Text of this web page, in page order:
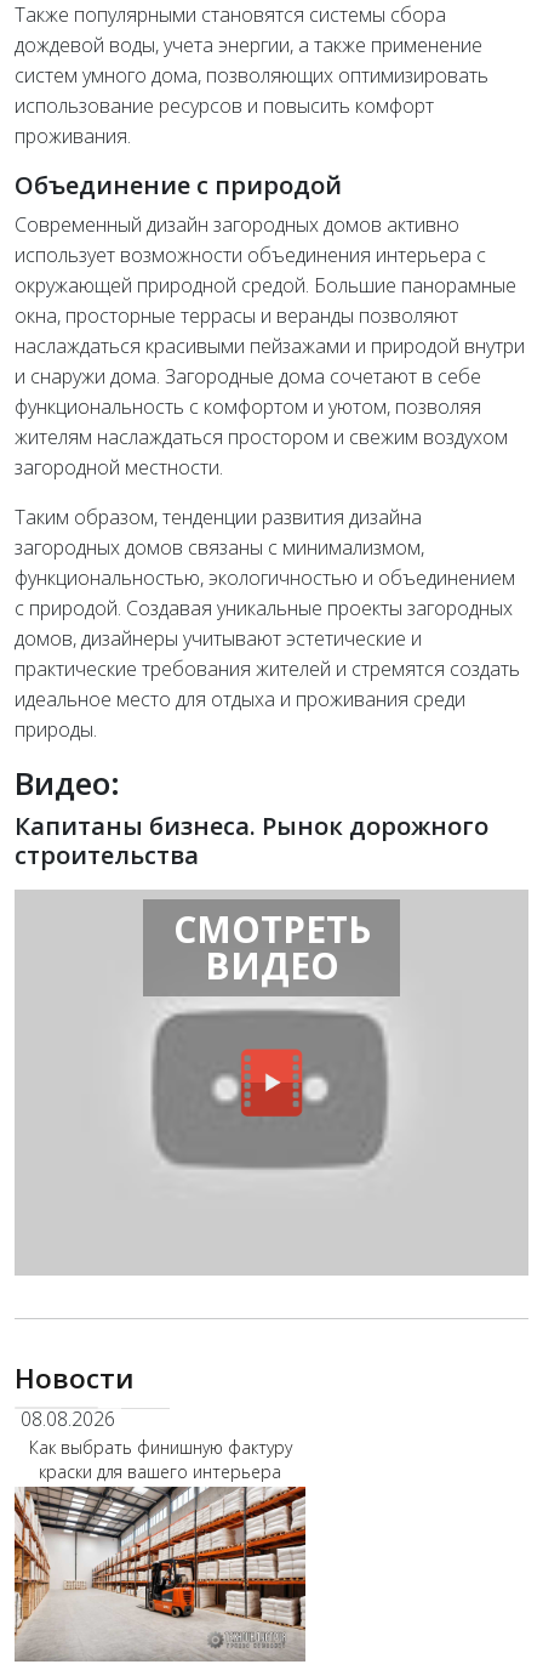
Также популярными становятся системы сбора
дождевой воды, учета энергии, а также применение
систем умного дома, позволяющих оптимизировать
использование ресурсов и повысить комфорт
проживания.
Объединение с природой
Современный дизайн загородных домов активно
использует возможности объединения интерьера с
окружающей природной средой. Большие панорамные
окна, просторные террасы и веранды позволяют
наслаждаться красивыми пейзажами и природой внутри
и снаружи дома. Загородные дома сочетают в себе
функциональность с комфортом и уютом, позволяя
жителям наслаждаться простором и свежим воздухом
загородной местности.
Таким образом, тенденции развития дизайна
загородных домов связаны с минимализмом,
функциональностью, экологичностью и объединением
с природой. Создавая уникальные проекты загородных
домов, дизайнеры учитывают эстетические и
практические требования жителей и стремятся создать
идеальное место для отдыха и проживания среди
природы.
Видео:
Капитаны бизнеса. Рынок дорожного
строительства
СМОТРЕТЬ
ВИДЕО
Новости
08.08.2026
Как выбрать финишную фактуру
краски для вашего интерьера